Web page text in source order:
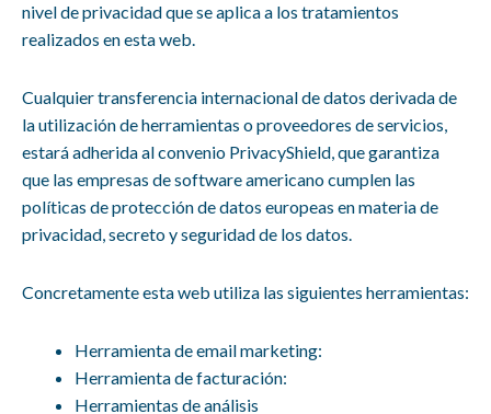
nivel de privacidad que se aplica a los tratamientos
realizados en esta web.
Cualquier transferencia internacional de datos derivada de
la utilización de herramientas o proveedores de servicios,
estará adherida al convenio PrivacyShield, que garantiza
que las empresas de software americano cumplen las
políticas de protección de datos europeas en materia de
privacidad, secreto y seguridad de los datos.
Concretamente esta web utiliza las siguientes herramientas:
Herramienta de email marketing:
Herramienta de facturación:
Herramientas de análisis